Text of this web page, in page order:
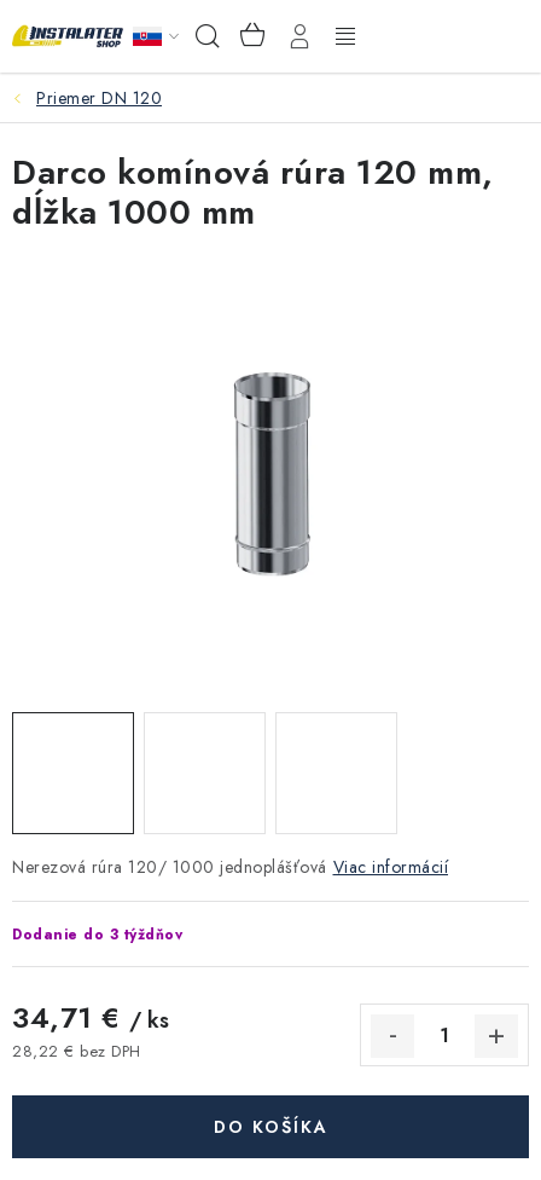
na
Hľadať NÁKUPNÝ
KOŠÍK
Kúrenie a chladenie
Spojovací materiál
Akcie, Zľavy
VEĽKOOBCHOD
AKO VYBRAŤ?
PREDAJŇA - RAKOVÁ
Kontakty Poštovné a doprava
Obchodné podmienky
Priemer DN 120
Nerezová rúra 120/ 1000 jednoplášťová Viac informácií
Dodanie do 3 týždňov
34,71 € / ks
28,22 € bez DPH
DO KOŠÍKA
Darco komínová rúra 120 mm,
dĺžka 1000 mm